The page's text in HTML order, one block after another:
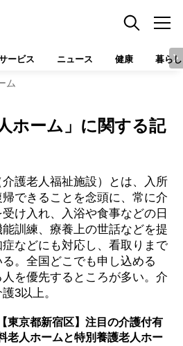
ービス ニュース 健康 暮らし
ム
ホーム」に関する記
護老人福祉施設）とは、入所
できることを念頭に、常に介
け入れ、入浴や食事などの日
訓練、療養上の世話などを提
などにも対応し、看取りまで
。全国どこでも申し込める
を優先するところが多い。介
3以上。
【東京都新宿区】注目の介護付有
老人ホームと特別養護老人ホー